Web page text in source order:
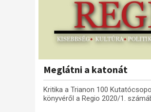
Meglátni a katonát
Kritika a Trianon 100
könyvéről a Regio 2020/1.